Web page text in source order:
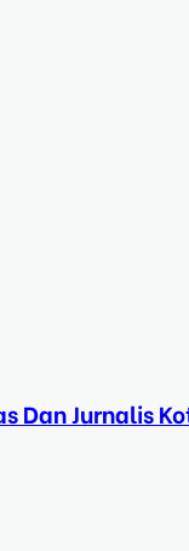
Dan Jurnalis